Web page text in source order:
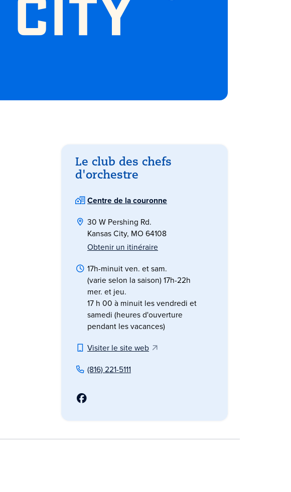
Le club des chefs
d'orchestre
Centre de la couronne
30 W Pershing Rd.
Kansas City, MO 64108
Obtenir un itinéraire
17h-minuit ven. et sam.
(varie selon la saison) 17h-22h
mer. et jeu.
17 h 00 à minuit les vendredi et
samedi (heures d'ouverture
pendant les vacances)
Visiter le site web
(816) 221-5111